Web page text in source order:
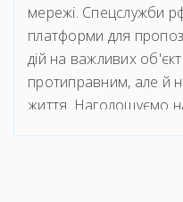
мережі. Спецслужби
платформи для
дій на важливих
протиправним, але й
життя. Наголошуємо